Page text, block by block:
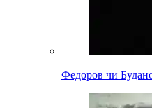
Федоров чи